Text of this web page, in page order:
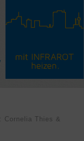
Cornelia Thies &